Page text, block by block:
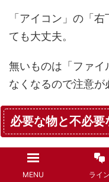
「アイコン」の「
ても大丈夫。
無いものは「ファイ
なくなるので注意が
必要な物と不必
MENU ライン